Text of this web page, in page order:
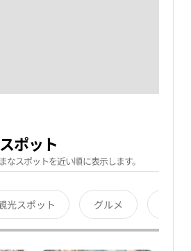
ポット
なスポットを近い順に表示します。
光スポット グルメ